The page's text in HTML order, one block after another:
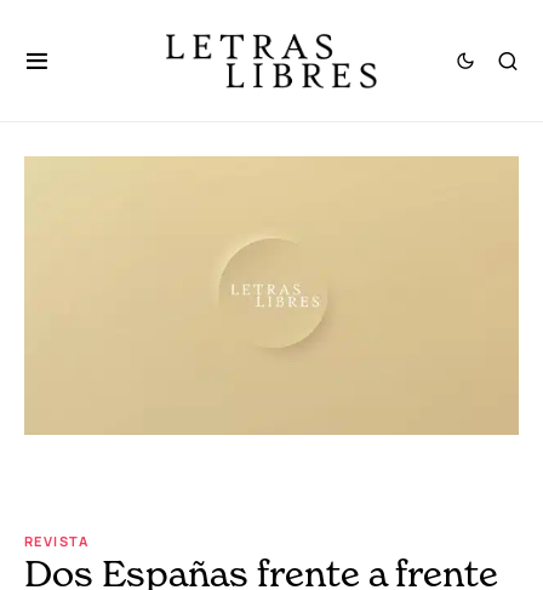
REVISTA
Dos Españas frente a frente